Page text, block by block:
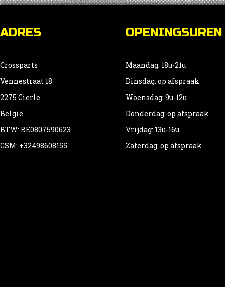
ADRES
Crossparts
Vennestraat 18
2275 Gierle
België
BTW: BE0807590623
GSM: +32498608155
OPENINGSUREN
Maandag: 18u-21u
Dinsdag: op afspraak
Woensdag: 9u-12u
Donderdag: op afspraak
Vrijdag: 13u-16u
Zaterdag: op afspraak